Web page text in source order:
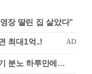
장 딸린 집 살았다"
분노 하루만에…